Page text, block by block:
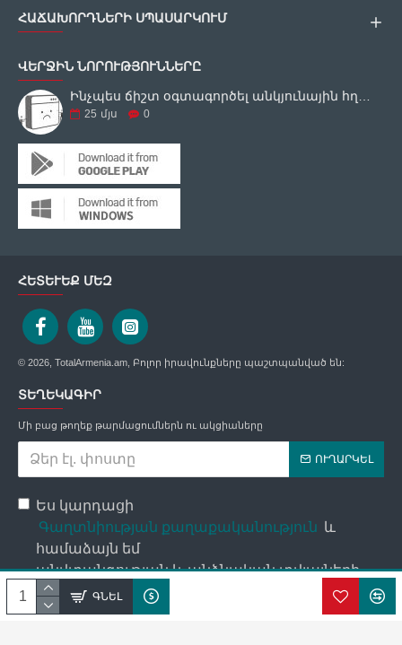
ԳՆԵԼ
ՀԱՃԱԽՈՐԴՆԵՐԻ ՍՊԱՍԱՐԿՈՒՄ
ՎԵՐՋԻՆ ՆՈՐՈՒԹՅՈՒՆՆԵՐԸ
25 մյս 0
ՀԵՏԵՒԵՔ ՄԵԶ
© 2026, TotalArmenia.am, Բոլոր իրավունքները պաշտպանված են:
ՏԵՂԵԿԱԳԻՐ
Մի բաց թողեք թարմացումներն ու ակցիաները
ՈՒՂԱՐԿԵԼ
Ես կարդացի
Գաղտնիության քաղաքականություն և
համաձայն եմ
անվտանգության և անձնական տվյալների
մշակման պայմանների հետ։